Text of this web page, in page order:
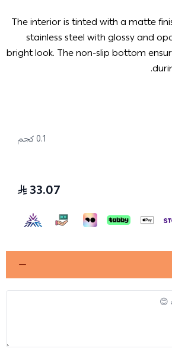
The interior is tinted with a matte
stainless steel with glossy and
bright look. The non-slip bottom
0.1 كجم
33.07